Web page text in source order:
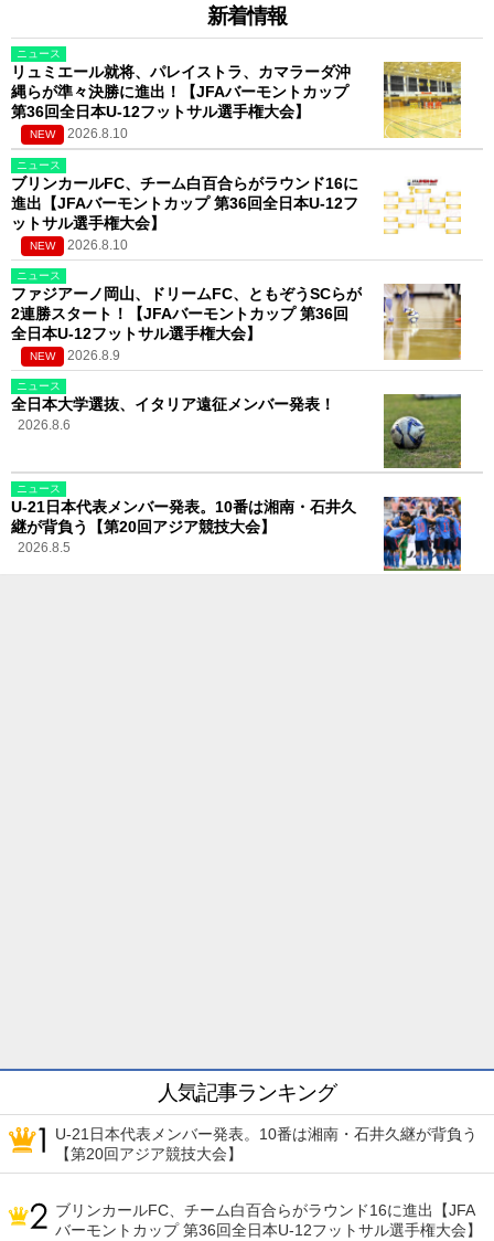
新着情報
ニュース
リュミエール就将、パレイストラ、カマラーダ沖
縄らが準々決勝に進出！【JFAバーモントカップ
第36回全日本U-12フットサル選手権大会】
NEW 2026.8.10
ニュース
ブリンカールFC、チーム白百合らがラウンド16に
進出【JFAバーモントカップ 第36回全日本U-12フ
ットサル選手権大会】
NEW 2026.8.10
ニュース
ファジアーノ岡山、ドリームFC、ともぞうSCらが
2連勝スタート！【JFAバーモントカップ 第36回
全日本U-12フットサル選手権大会】
NEW 2026.8.9
ニュース
全日本大学選抜、イタリア遠征メンバー発表！
2026.8.6
ニュース
U-21日本代表メンバー発表。10番は湘南・石井久
継が背負う【第20回アジア競技大会】
2026.8.5
人気記事ランキング
U-21日本代表メンバー発表。10番は湘南・石井久継が背負う
【第20回アジア競技大会】
ブリンカールFC、チーム白百合らがラウンド16に進出【JFA
バーモントカップ 第36回全日本U-12フットサル選手権大会】